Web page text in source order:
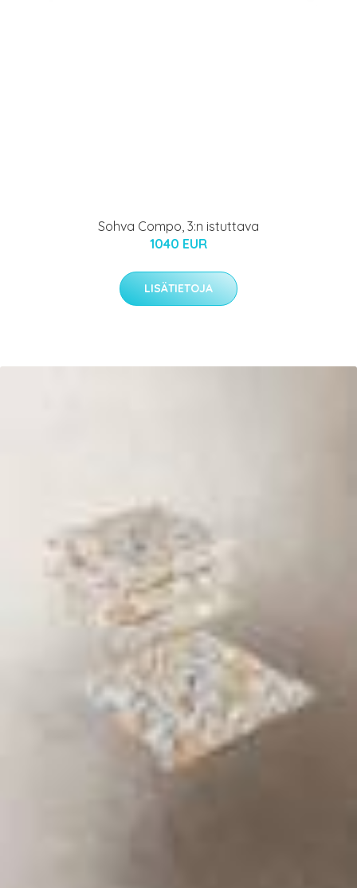
Sohva Compo, 3:n istuttava
1040 EUR
LISÄTIETOJA